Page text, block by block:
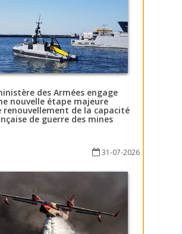
des Armées engage
nouvelle étape majeure
renouvellement de la capacité
de guerre des mines
31-07-2026